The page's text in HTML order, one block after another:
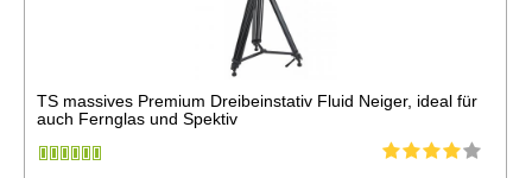
TS massives Premium Dreibeinstativ Fluid Neiger, ideal für
auch Fernglas und Spektiv